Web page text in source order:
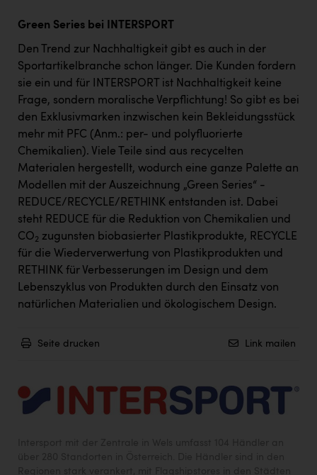
Green Series bei INTERSPORT
Den Trend zur Nachhaltigkeit gibt es auch in der
Sportartikelbranche schon länger. Die Kunden fordern
sie ein und für INTERSPORT ist Nachhaltigkeit keine
Frage, sondern moralische Verpflichtung! So gibt es bei
den Exklusivmarken inzwischen kein Bekleidungsstück
mehr mit PFC (Anm.: per- und polyfluorierte
Chemikalien). Viele Teile sind aus recycelten
Materialen hergestellt, wodurch eine ganze Palette an
Modellen mit der Auszeichnung „Green Series“ -
REDUCE/RECYCLE/RETHINK entstanden ist. Dabei
steht REDUCE für die Reduktion von Chemikalien und
CO2 zugunsten biobasierter Plastikprodukte, RECYCLE
für die Wiederverwertung von Plastikprodukten und
RETHINK für Verbesserungen im Design und dem
Lebenszyklus von Produkten durch den Einsatz von
natürlichen Materialien und ökologischem Design.
Seite drucken Link mailen